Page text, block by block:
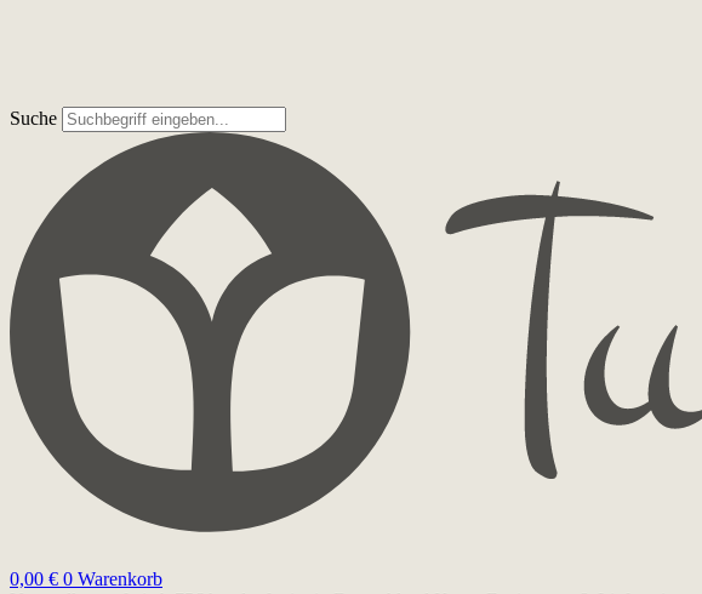
Suche
0,00 € 0 Warenkorb